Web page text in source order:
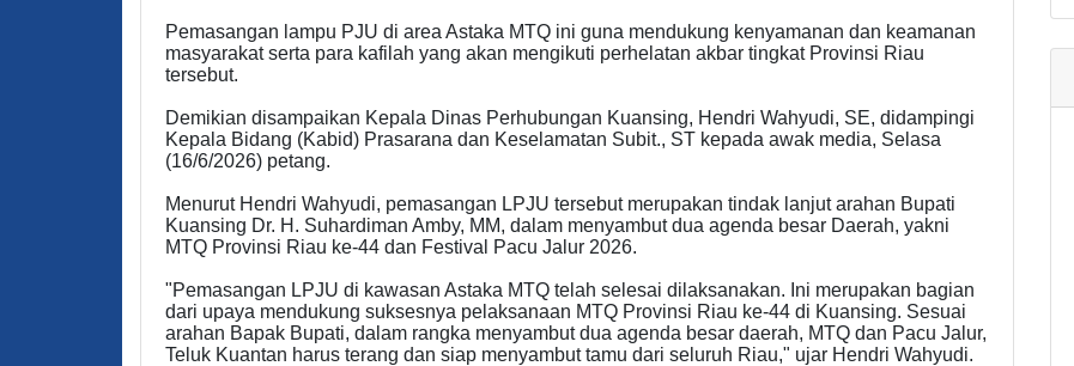
Pemasangan lampu PJU di area Astaka MTQ ini guna mendukung kenyamanan dan keamanan
masyarakat serta para kafilah yang akan mengikuti perhelatan akbar tingkat Provinsi Riau
tersebut.
Demikian disampaikan Kepala Dinas Perhubungan Kuansing, Hendri Wahyudi, SE, didampingi
Kepala Bidang (Kabid) Prasarana dan Keselamatan Subit., ST kepada awak media, Selasa
(16/6/2026) petang.
Menurut Hendri Wahyudi, pemasangan LPJU tersebut merupakan tindak lanjut arahan Bupati
Kuansing Dr. H. Suhardiman Amby, MM, dalam menyambut dua agenda besar Daerah, yakni
MTQ Provinsi Riau ke-44 dan Festival Pacu Jalur 2026.
"Pemasangan LPJU di kawasan Astaka MTQ telah selesai dilaksanakan. Ini merupakan bagian
dari upaya mendukung suksesnya pelaksanaan MTQ Provinsi Riau ke-44 di Kuansing. Sesuai
arahan Bapak Bupati, dalam rangka menyambut dua agenda besar daerah, MTQ dan Pacu Jalur,
Teluk Kuantan harus terang dan siap menyambut tamu dari seluruh Riau," ujar Hendri Wahyudi.